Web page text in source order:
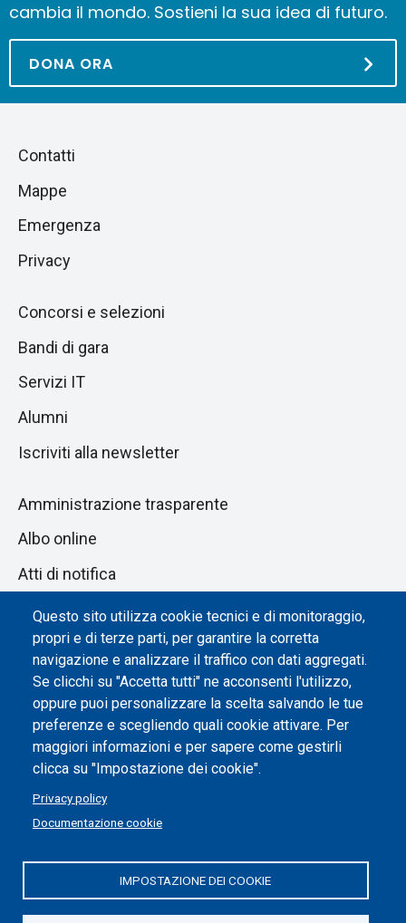
Questo sito utilizza cookie tecnici e di monitoraggio,
propri e di terze parti, per garantire la corretta
navigazione e analizzare il traffico con dati aggregati.
Se clicchi su "Accetta tutti" ne acconsenti l'utilizzo,
oppure puoi personalizzare la scelta salvando le tue
preferenze e scegliendo quali cookie attivare. Per
maggiori informazioni e per sapere come gestirli
clicca su "Impostazione dei cookie".
Privacy policy
Documentazione cookie
IMPOSTAZIONE DEI COOKIE
cambia il mondo. Sostieni la sua idea di futuro.
DONA ORA
Salta
sezione
Piè
di
pagina
Contatti
Mappe
Emergenza
Privacy
Concorsi e selezioni
Bandi di gara
Servizi IT
Alumni
Iscriviti alla newsletter
Amministrazione trasparente
Albo online
Atti di notifica
Dichiarazione di accessibilità
Impostazione dei cookie
Politecnico di Torino | Corso Duca degli Abruzzi, 24 | 10129
Torino, ITALIA | P.IVA/C.F. 00518460019 | PEC